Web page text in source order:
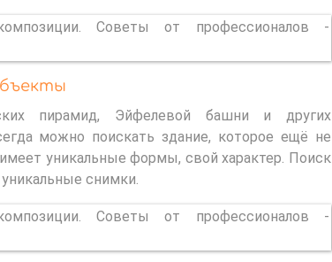
пирамид, Эйфелевой башни и других
можно поискать здание, которое ещё не
уникальные формы, свой характер. Поиск
снимки.